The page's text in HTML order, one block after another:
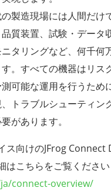
製造現場には人間だけ
質装置、試験・データ
タリングなど、何千何
。すべての機器はリス
可能な運用を行うため
トラブルシューティン
があります。
ス向けのJFrog Connect
はこちらをご覧ください
connect-overview/